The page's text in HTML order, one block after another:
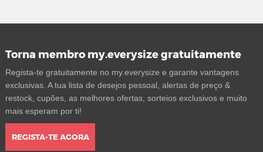
Torna membro my.everysize gratuitamente
Regista-te gratuitamente no my.everysize e garante vantagens
exclusivas. A tua lista de desejos pessoal, alertas de preço &
restock, cupões, as melhores ofertas, sorteios exclusivos e muito
mais esperam por ti!
REGISTA-TE AGORA